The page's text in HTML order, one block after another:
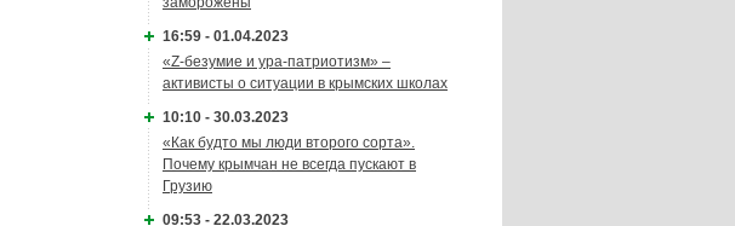
16:59 - 01.04.2023
«Z-безумие и ура-патриотизм» –
активисты о ситуации в крымских школах
10:10 - 30.03.2023
«Как будто мы люди второго сорта».
Почему крымчан не всегда пускают в
Грузию
09:53 - 22.03.2023